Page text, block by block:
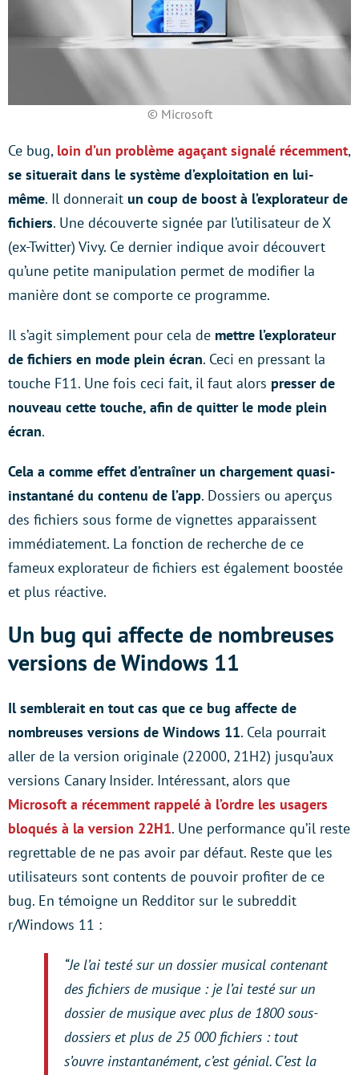
© Microsoft
Ce bug, loin d’un problème agaçant signalé récemment,
se situerait dans le système d’exploitation en lui-
même. Il donnerait un coup de boost à l’explorateur de
fichiers. Une découverte signée par l’utilisateur de X
(ex-Twitter) Vivy. Ce dernier indique avoir découvert
qu’une petite manipulation permet de modifier la
manière dont se comporte ce programme.
Il s’agit simplement pour cela de mettre l’explorateur
de fichiers en mode plein écran. Ceci en pressant la
touche F11. Une fois ceci fait, il faut alors presser de
nouveau cette touche, afin de quitter le mode plein
écran.
Cela a comme effet d’entraîner un chargement quasi-
instantané du contenu de l’app. Dossiers ou aperçus
des fichiers sous forme de vignettes apparaissent
immédiatement. La fonction de recherche de ce
fameux explorateur de fichiers est également boostée
et plus réactive.
Un bug qui affecte de nombreuses
versions de Windows 11
Il semblerait en tout cas que ce bug affecte de
nombreuses versions de Windows 11. Cela pourrait
aller de la version originale (22000, 21H2) jusqu’aux
versions Canary Insider. Intéressant, alors que
Microsoft a récemment rappelé à l’ordre les usagers
bloqués à la version 22H1. Une performance qu’il reste
regrettable de ne pas avoir par défaut. Reste que les
utilisateurs sont contents de pouvoir profiter de ce
bug. En témoigne un Redditor sur le subreddit
r/Windows 11 :
“Je l’ai testé sur un dossier musical contenant
des fichiers de musique : je l’ai testé sur un
dossier de musique avec plus de 1800 sous-
dossiers et plus de 25 000 fichiers : tout
s’ouvre instantanément, c’est génial. C’est la